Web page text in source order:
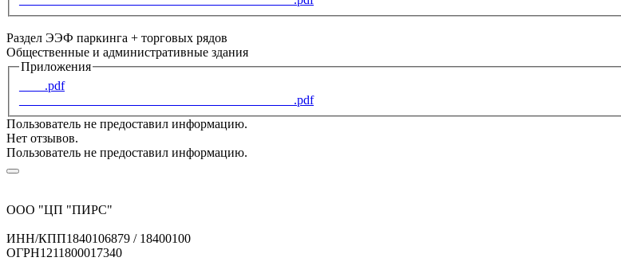
Раздел ЭЭФ паркинга + торговых рядов
Общественные и административные здания
Приложения
____.pdf
___________________________________________.pdf
Пользователь не предоставил информацию.
Нет отзывов.
Пользователь не предоставил информацию.
ООО "ЦП "ПИРС"
ИНН/КПП1840106879 / 18400100
ОГРН1211800017340